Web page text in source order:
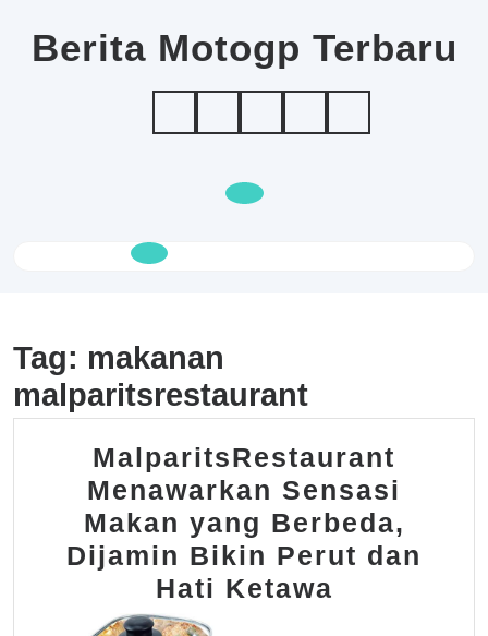
contentBerita Motogp Terbaru
Open
Tag: makanan
malparitsrestaurant
MalparitsRestaurant
Menawarkan Sensasi
Makan yang Berbeda,
Dijamin Bikin Perut dan
Hati Ketawa